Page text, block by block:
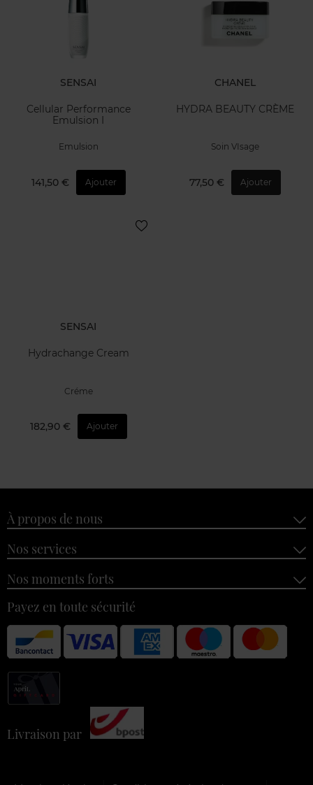
SENSAI
Cellular Performance
Emulsion I
Emulsion
141,50 € Ajouter
CHANEL
HYDRA BEAUTY CRÈME
Soin VIsage
77,50 € Ajouter
SENSAI
Hydrachange Cream
Créme
182,90 € Ajouter
À propos de nous
Nos services
Nos moments forts
Payez en toute sécurité
Livraison par